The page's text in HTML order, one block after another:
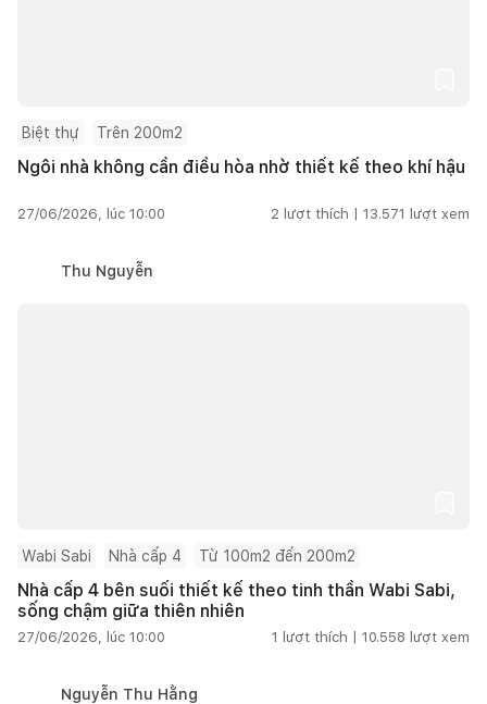
Biệt thự Trên 200m2
Ngôi nhà không cần điều hòa nhờ thiết kế theo khí hậu
27/06/2026, lúc 10:00 2 lượt thích | 13.571 lượt xem
Thu Nguyễn
Wabi Sabi Nhà cấp 4 Từ 100m2 đến 200m2
Nhà cấp 4 bên suối thiết kế theo tinh thần Wabi Sabi,
sống chậm giữa thiên nhiên
27/06/2026, lúc 10:00 1 lượt thích | 10.558 lượt xem
Nguyễn Thu Hằng